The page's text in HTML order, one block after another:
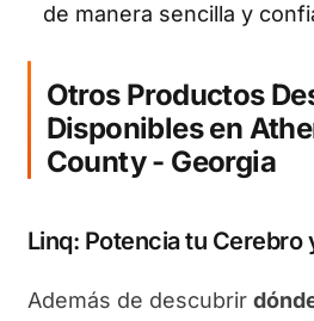
de manera sencilla y
Otros Productos
Disponibles en
County - Georgia
Linq: Potencia tu Cerebro
Además de descubrir